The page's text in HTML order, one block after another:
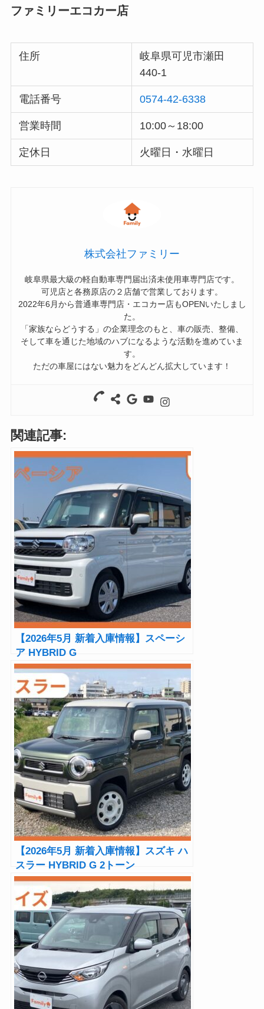
ファミリーエコカー店
住所
岐阜県可児市瀬田
440-1
電話番号 0574-42-6338
営業時間 10:00～18:00
定休日 火曜日・水曜日
株式会社ファミリー
岐阜県最大級の軽自動車専門届出済未使用車専門店です。
可児店と各務原店の２店舗で営業しております。
2022年6月から普通車専門店・エコカー店もOPENいたしまし
た。
「家族ならどうする」の企業理念のもと、車の販売、整備、
そして車を通じた地域のハブになるような活動を進めていま
す。
ただの車屋にはない魅力をどんどん拡大しています！
関連記事:
【2026年5月 新着入庫情報】スペーシ
ア HYBRID G
【2026年5月 新着入庫情報】スズキ ハ
スラー HYBRID G 2トーン